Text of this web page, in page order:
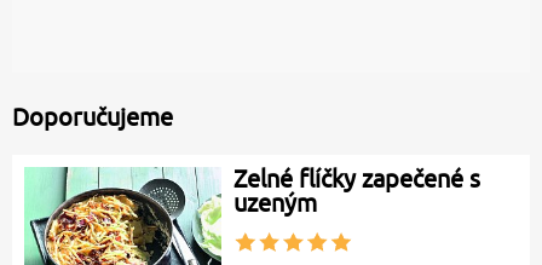
Doporučujeme
Zelné flíčky zapečené s
uzeným